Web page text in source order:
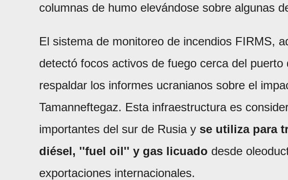
columnas de humo elevándose sobre algunas
El sistema de monitoreo de incendios FIRMS,
detectó focos activos de fuego cerca del puerto
respaldar los informes ucranianos sobre el
Tamanneftegaz. Esta infraestructura es
importantes del sur de Rusia y se utiliza para
diésel, ''fuel oil'' y gas licuado desde
exportaciones internacionales.